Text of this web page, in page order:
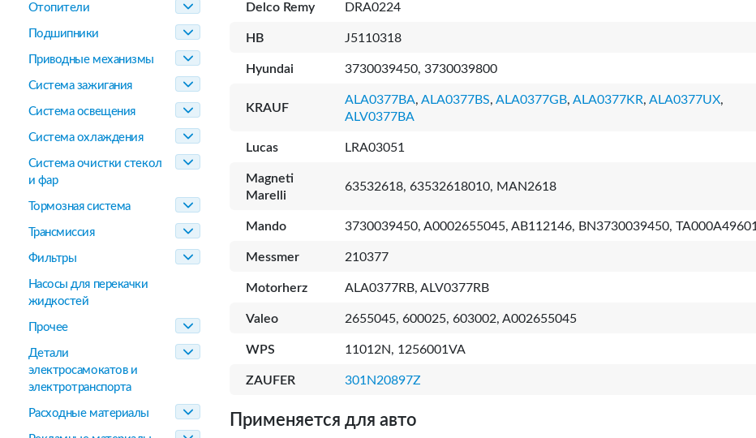
Отопители
Подшипники
Приводные механизмы
Система зажигания
Система освещения
Система охлаждения
Система очистки стекол
и фар
Тормозная система
Трансмиссия
Фильтры
Насосы для перекачки
жидкостей
Прочее
Детали
электросамокатов и
электротранспорта
Расходные материалы
Delco Remy DRA0224
HB J5110318
Hyundai 3730039450, 3730039800
KRAUF
ALA0377BA, ALA0377BS, ALA0377GB, ALA0377KR, ALA0377UX,
ALV0377BA
Lucas LRA03051
Magneti
Marelli
63532618, 63532618010, MAN2618
Mando 3730039450, A0002655045, AB112146, BN3730039450, TA000A49601
Messmer 210377
Motorherz ALA0377RB, ALV0377RB
Valeo 2655045, 600025, 603002, A002655045
WPS 11012N, 1256001VA
ZAUFER 301N20897Z
Применяется для авто